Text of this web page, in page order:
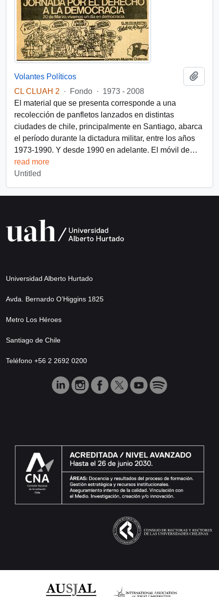
Volantes Políticos
CL CLUAH 2
· Fondo · 1973 - 2008
El material que se presenta corresponde a una
recolección de panfletos lanzados en distintas
ciudades de chile, principalmente en Santiago, abarca
el período durante la dictadura militar, entre los años
1973-1990. Y desde 1990 en adelante. El móvil de…
read more
Untitled
Universidad Alberto Hurtado
Avda. Bernardo O’Higgins 1825
Metro Los Héroes
Santiago de Chile
Teléfono +56 2 2692 0200